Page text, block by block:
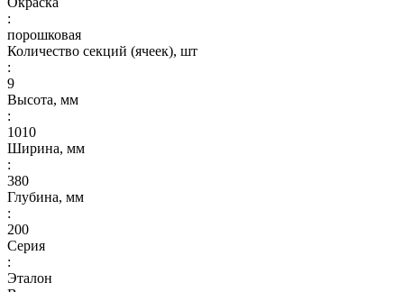
:
порошковая
Количество секций (ячеек), шт
:
9
Высота, мм
:
1010
Ширина, мм
:
380
Глубина, мм
:
200
Серия
:
Эталон